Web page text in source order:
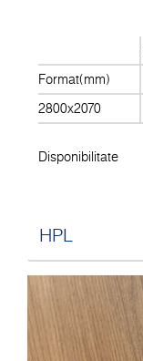
Format(mm)
2800x2070
Disponibilitate
HPL